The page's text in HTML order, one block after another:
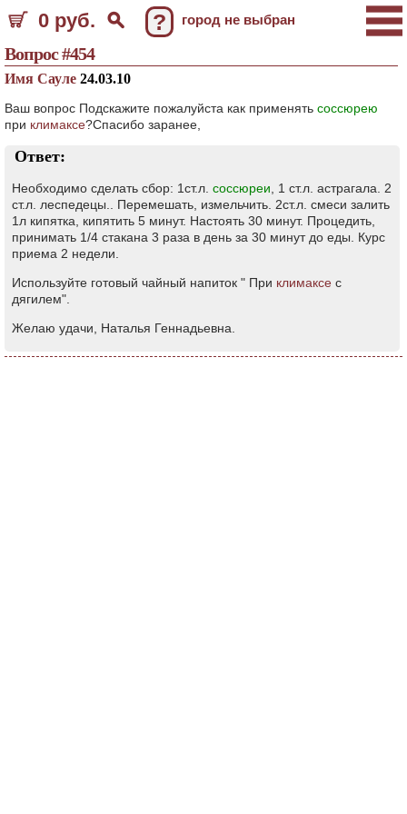
0 руб. ? город не выбран
Вопрос #454
Имя Сауле 24.03.10
Ваш вопрос Подскажите пожалуйста как применять соссюрею
при климаксе?Спасибо заранее,
Ответ:
Необходимо сделать сбор: 1ст.л. соссюреи , 1 ст.л. астрагала. 2
ст.л. леспедецы.. Перемешать, измельчить. 2ст.л. смеси залить
1л кипятка, кипятить 5 минут. Настоять 30 минут. Процедить,
принимать 1/4 стакана 3 раза в день за 30 минут до еды. Курс
приема 2 недели.
Используйте готовый чайный напиток " При климаксе с
дягилем".
Желаю удачи, Наталья Геннадьевна.